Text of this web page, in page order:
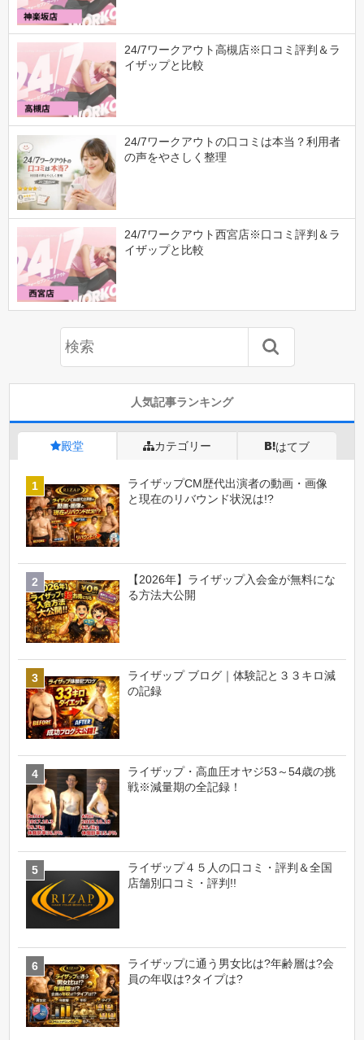
24/7ワークアウト高槻店※口コミ評判＆ラ
イザップと比較
24/7ワークアウトの口コミは本当？利用者
の声をやさしく整理
24/7ワークアウト西宮店※口コミ評判＆ラ
イザップと比較
人気記事ランキング
殿堂 カテゴリー はてブ
ライザップCM歴代出演者の動画・画像
と現在のリバウンド状況は!?
【2026年】ライザップ入会金が無料にな
る方法大公開
ライザップ ブログ｜体験記と３３キロ減
の記録
ライザップ・高血圧オヤジ53～54歳の挑
戦※減量期の全記録！
ライザップ４５人の口コミ・評判＆全国
店舗別口コミ・評判!!
ライザップに通う男女比は?年齢層は?会
員の年収は?タイプは?